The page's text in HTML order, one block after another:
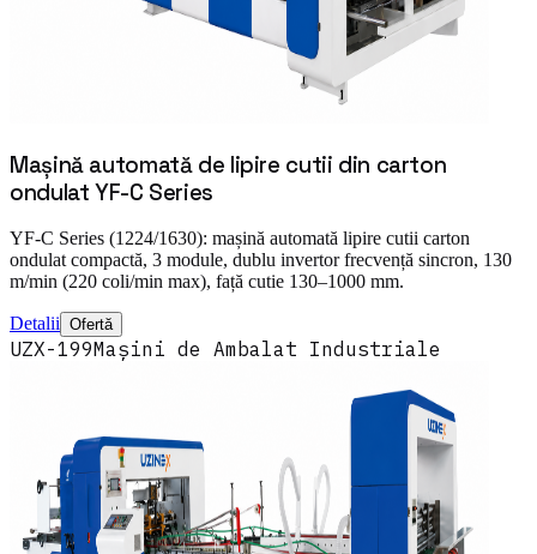
Mașină automată de lipire cutii din carton
ondulat YF-C Series
YF-C Series (1224/1630): mașină automată lipire cutii carton
ondulat compactă, 3 module, dublu invertor frecvență sincron, 130
m/min (220 coli/min max), față cutie 130–1000 mm.
Detalii Ofertă
UZX-199Mașini de Ambalat Industriale